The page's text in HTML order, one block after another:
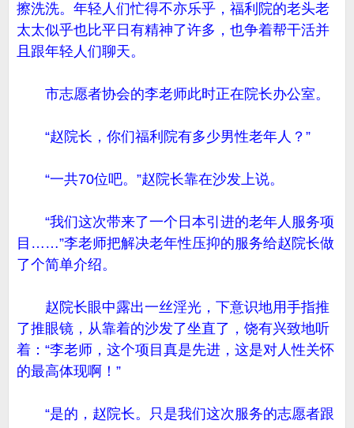
擦洗洗。年轻人们忙得不亦乐乎，福利院的老头老
太太似乎也比平日有精神了许多，也争着帮干活并
且跟年轻人们聊天。
市志愿者协会的李老师此时正在院长办公室。
“赵院长，你们福利院有多少男性老年人？”
“一共70位吧。”赵院长靠在沙发上说。
“我们这次带来了一个日本引进的老年人服务项
目……”李老师把解决老年性压抑的服务给赵院长做
了个简单介绍。
赵院长眼中露出一丝淫光，下意识地用手指推
了推眼镜，从靠着的沙发了坐直了，饶有兴致地听
着：“李老师，这个项目真是先进，这是对人性关怀
的最高体现啊！”
“是的，赵院长。只是我们这次服务的志愿者跟